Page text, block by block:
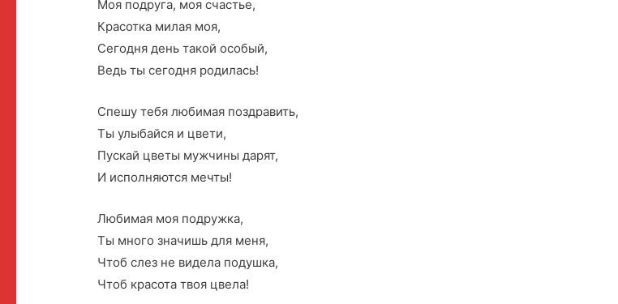
Моя подруга, моя счастье,
Красотка милая моя,
Сегодня день такой особый,
Ведь ты сегодня родилась!
Спешу тебя любимая поздравить,
Ты улыбайся и цвети,
Пускай цветы мужчины дарят,
И исполняются мечты!
Любимая моя подружка,
Ты много значишь для меня,
Чтоб слез не видела подушка,
Чтоб красота твоя цвела!